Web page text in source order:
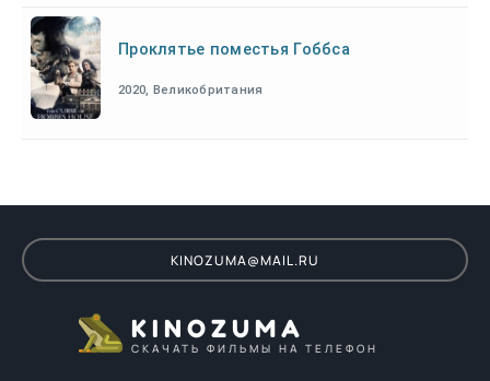
Проклятье поместья Гоббса
2020, Великобритания
KINOZUMA@MAIL.RU
KINOZUMA
СКАЧАТЬ ФИЛЬМЫ НА ТЕЛЕФОН